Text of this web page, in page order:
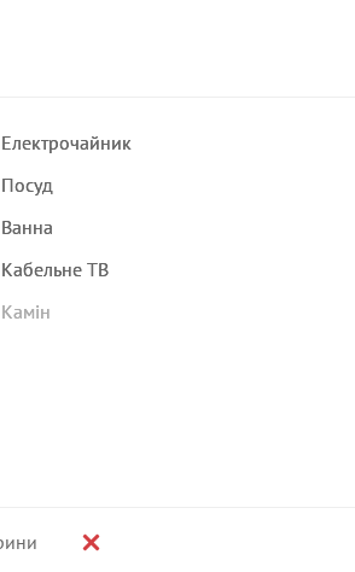
Електрочайник
Посуд
Ванна
Кабельне ТВ
Камін